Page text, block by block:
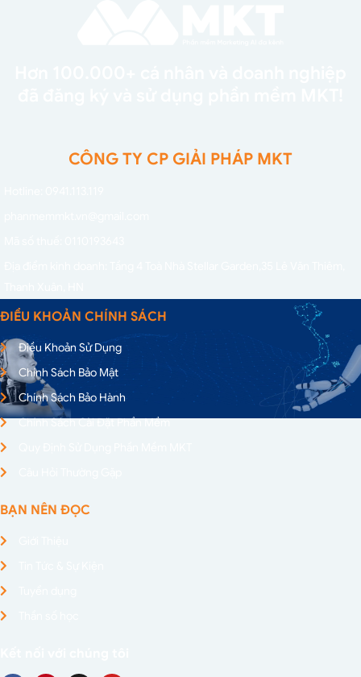
CÔNG TY CP GIẢI PHÁP MKT
ĐIỀU KHOẢN CHÍNH SÁCH
Điều Khoản Sử Dụng
Chính Sách Bảo Mật
Chính Sách Bảo Hành
Chính Sách Cài Đặt Phần Mềm
BẠN NÊN ĐỌC